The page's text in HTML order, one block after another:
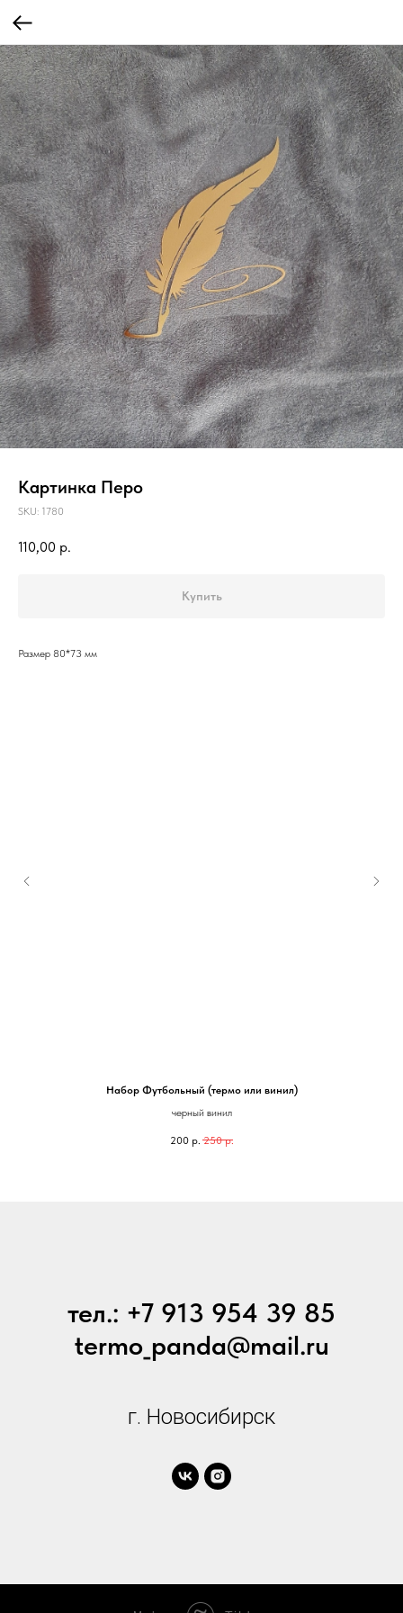
Картинка Перо
SKU: 1780
110,00 р.
Купить
Размер 80*73 мм
Набор Футбольный (термо или винил)
черный винил
200 р. 250 р.
тел.: +7 913 954 39 85
termo_panda@mail.ru
г. Новосибирск